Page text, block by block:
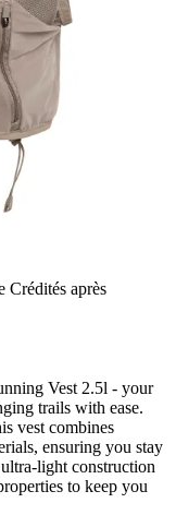
Crédités après
Vest 2.5l - your
trails with ease.
vest combines
ensuring you stay
light construction
to keep you